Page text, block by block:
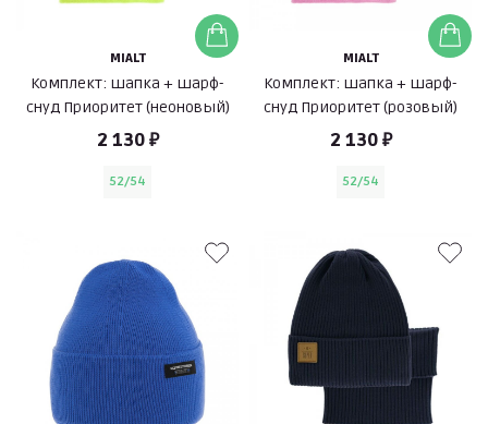
MIALT
Комплект: шапка + шарф-
снуд Приоритет (неоновый)
2 130 ₽
52/54
MIALT
Комплект: шапка + шарф-
снуд Приоритет (розовый)
2 130 ₽
52/54